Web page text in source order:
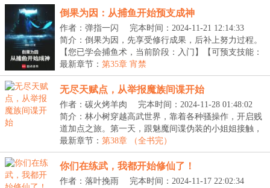
倒果为因：从捕鱼开始预支成神
作者：弹指一闪
完本时间：2024-11-21 12:14:33
简介：倒果为因，先享受修行成果，后补上努力过程。
【您已学会捕鱼术，当前阶段：入门】【可预支技能：
捕...
最新章节： 第35章 宵禁
无尽天赋点，从举报魔族间谍开始
作者：碳火烤羊肉
完本时间：2024-11-28 01:48:02
简介：林小树穿越高武世界，靠着各种骚操作，开启贱
道加点之旅。第一天，跟魅魔间谍伪装的小姐姐接触，
反...
最新章节： 第38章 （全书完）
你们在练武，我都开始修仙了！
作者：落叶挽雨
完本时间：2024-11-17 22:02:34